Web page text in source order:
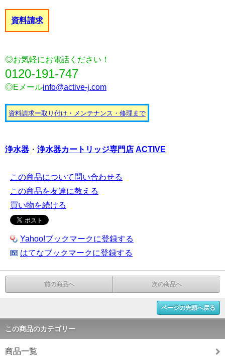
資料請求
◎お気軽にお電話ください！
0120-191-747
◎Eメールinfo@active-j.com
資料請求ー取り付け・メンテナンス・修理まで
浄水器 ・ 浄水器カートリッジ専門店 ACTIVE
この商品について問い合わせる
この商品を友達に教える
買い物を続ける
Yahoo!ブックマークに登録する
はてなブックマークに登録する
前の商品へ 次の商品へ
ページの先頭へ戻る
この商品のカテゴリー
商品一覧